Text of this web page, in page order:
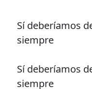
Sí deberíamos
siempre
Sí deberíamos
siempre